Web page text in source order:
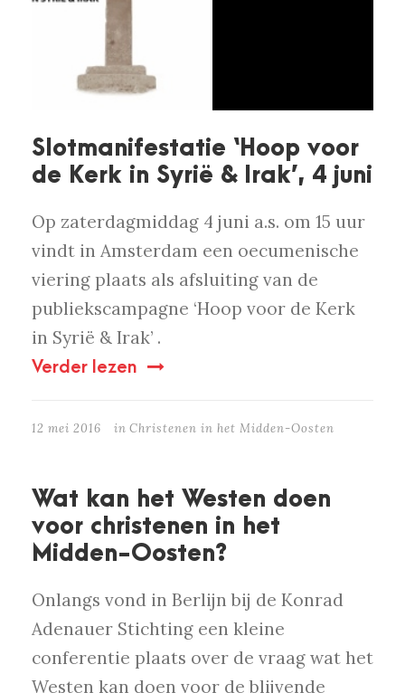
Slotmanifestatie ‘Hoop voor
de Kerk in Syrië & Irak’, 4 juni
Op zaterdagmiddag 4 juni a.s. om 15 uur
vindt in Amsterdam een oecumenische
viering plaats als afsluiting van de
publiekscampagne ‘Hoop voor de Kerk
in Syrië & Irak’ .
Verder lezen
12 mei 2016 in Christenen in het Midden-Oosten
Wat kan het Westen doen
voor christenen in het
Midden-Oosten?
Onlangs vond in Berlijn bij de Konrad
Adenauer Stichting een kleine
conferentie plaats over de vraag wat het
Westen kan doen voor de blijvende